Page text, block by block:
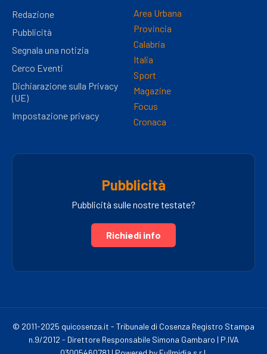
Redazione
Pubblicità
Segnala una notizia
Cerco Eventi
Dichiarazione sulla Privacy
(UE)
Impostazione privacy
Area Urbana
Provincia
Calabria
Italia
Sport
Magazine
Focus
Cronaca
Pubblicità
Pubblicità sulle nostre testate?
Richiedi info
© 2011-2025 quicosenza.it - Tribunale di Cosenza Registro Stampa
n.9/2012 - Direttore Responsabile Simona Gambaro | P.IVA